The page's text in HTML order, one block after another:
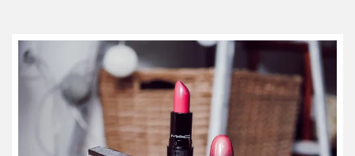
Actualités
beauté
(10)
Conseils
beauté